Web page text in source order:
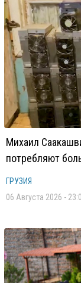
Михаил
потребляют
ГРУЗИЯ
06 Августа 2026 -